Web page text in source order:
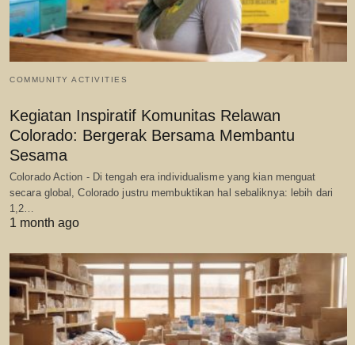
COMMUNITY ACTIVITIES
Kegiatan Inspiratif Komunitas Relawan
Colorado: Bergerak Bersama Membantu
Sesama
Colorado Action - Di tengah era individualisme yang kian menguat
secara global, Colorado justru membuktikan hal sebaliknya: lebih dari
1,2…
1 month ago